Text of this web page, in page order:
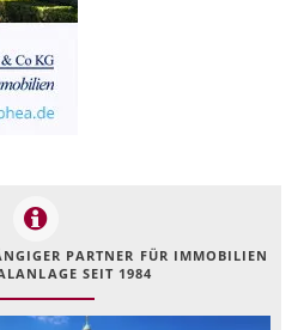
PARTNER FÜR IMMOBILIEN
SEIT 1984